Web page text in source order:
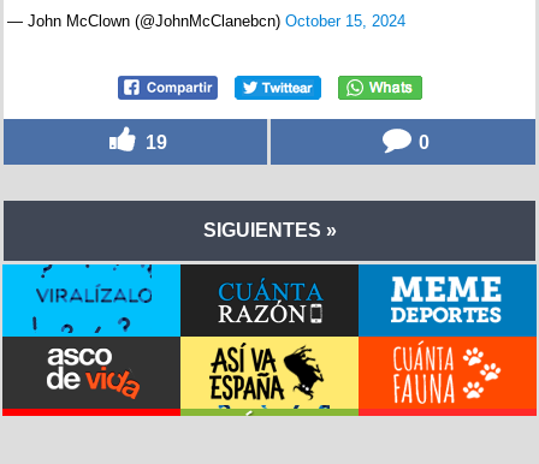
— John McClown (@JohnMcClanebcn) October 15, 2024
19 0
SIGUIENTES »